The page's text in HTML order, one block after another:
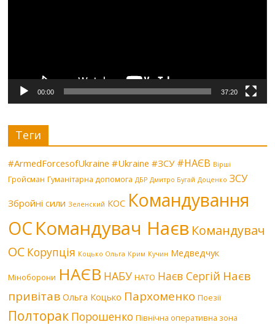
00:00 37:20
Теги
#ArmedForcesofUkraine #Ukraine #ЗСУ #НАЄВ Вірші
Гройсман Гуманітарна допомога ДБР Дмитро Бугай Доценко ЗСУ
Збройні сили Зеленский КОС Командування
ОС Командувач Наєв Командувач
ОС Корупція Коцько Ольга Крим Кучин Медведчук
Міноборони НАЄВ НАБУ НАТО Наєв Сергій Наєв
привітав Ольга Коцько Пархоменко Поезії
Полторак Порошенко Північна оперативна зона